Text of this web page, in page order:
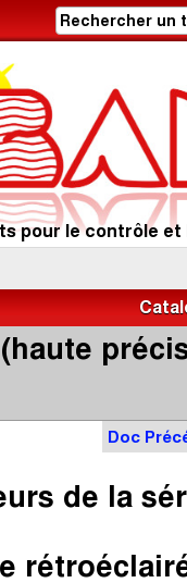
pour le contrôle et
Doc
de la